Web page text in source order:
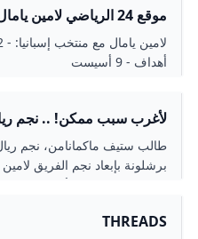
مباراة - 15 مساهمة - 6 أهداف - 9 أسيست
أهداف - 9 أسيست
لأغرب سبب ممكن! .. نجم
GOAL.COM
طالب ستيف ماكمانامن، نجم
برشلونة بإبعاد نجم الفريق
THREADS